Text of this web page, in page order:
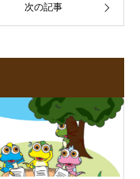
次の記事